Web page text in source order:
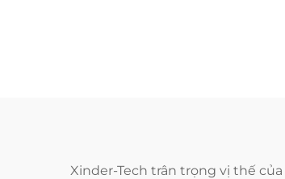
Xinder-Tech trân trọng vị thế